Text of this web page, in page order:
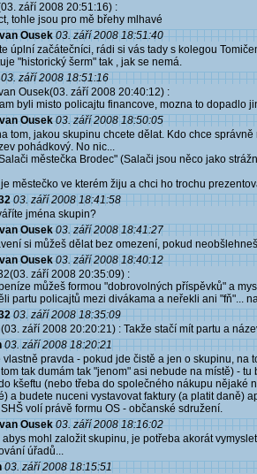
září 2008 20:51:16) :
tohle jsou pro mě břehy mlhavé
Ousek 03. září 2008 18:51:40
úplní začátečníci, rádi si vás tady s kolegou
"historický šerm" tak , jak se nemá.
03. září 2008 18:51:16
Ousek(03. září 2008 20:40:12) :
byli misto policajtu financove, mozna to dopadlo
Ousek 03. září 2008 18:50:05
tom, jakou skupinu chcete dělat. Kdo chce
pohádkový. No nic...
městečka Brodec" (Salači jsou něco jako
městečko ve kterém žiju a chci ho trochu
03. září 2008 18:41:58
jména skupin?
Ousek 03. září 2008 18:41:27
si můžeš dělat bez omezení, pokud
Ousek 03. září 2008 18:40:12
září 2008 20:35:09) :
můžeš formou "dobrovolných příspěvků" a
partu policajtů mezi divákama a neřekli ani "fň"...
03. září 2008 18:35:09
září 2008 20:20:21) : Takže stačí mít partu a
03. září 2008 18:20:21
vlastně pravda - pokud jde čistě a jen o skupinu,
tak dumám tak "jenom" asi nebude na místě) -
kšeftu (nebo třeba do společného nákupu nějaké
a budete nuceni vystavovat faktury (a platit daně)
volí právě formu OS - občanské sdružení.
Ousek 03. září 2008 18:16:02
abys mohl založit skupinu, je potřeba akorát
úřadů...
03. září 2008 18:15:51